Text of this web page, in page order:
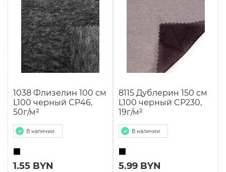
1038 Флизелин 100 см
L100 черный CP46,
50г/м²
В наличии
1.55 BYN
8115 Дублерин 150 см
L100 черный CP230,
19г/м²
В наличии
5.99 BYN